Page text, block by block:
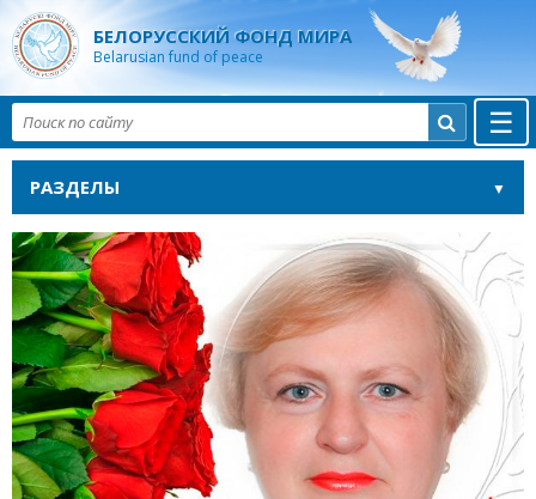
БЕЛОРУССКИЙ ФОНД МИРА
Belarusian fund of peace
☰

РАЗДЕЛЫ